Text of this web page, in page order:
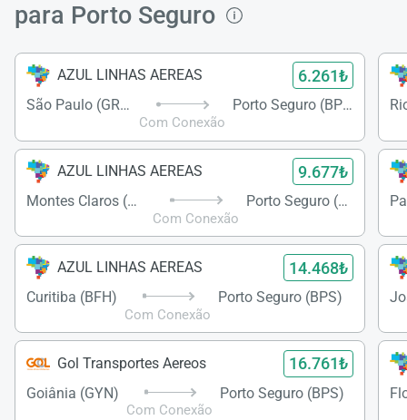
para Porto Seguro
AZUL LINHAS AEREAS 6.261₺
São Paulo (GRU)
Com Conexão
Porto Seguro (BPS)
AZUL LINHAS AEREAS 9.677₺
Montes Claros (MOC)
Com Conexão
Porto Seguro (BPS)
AZUL LINHAS AEREAS 14.468₺
Curitiba (BFH)
Com Conexão
Porto Seguro (BPS)
Gol Transportes Aereos 16.761₺
Goiânia (GYN)
Com Conexão
Porto Seguro (BPS)